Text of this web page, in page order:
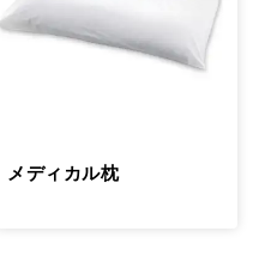
メディカル枕